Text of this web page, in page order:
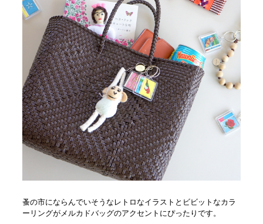
蚤の市にならんでいそうなレトロなイラストとビビットなカラ
ーリングがメルカドバッグのアクセントにぴったりです。